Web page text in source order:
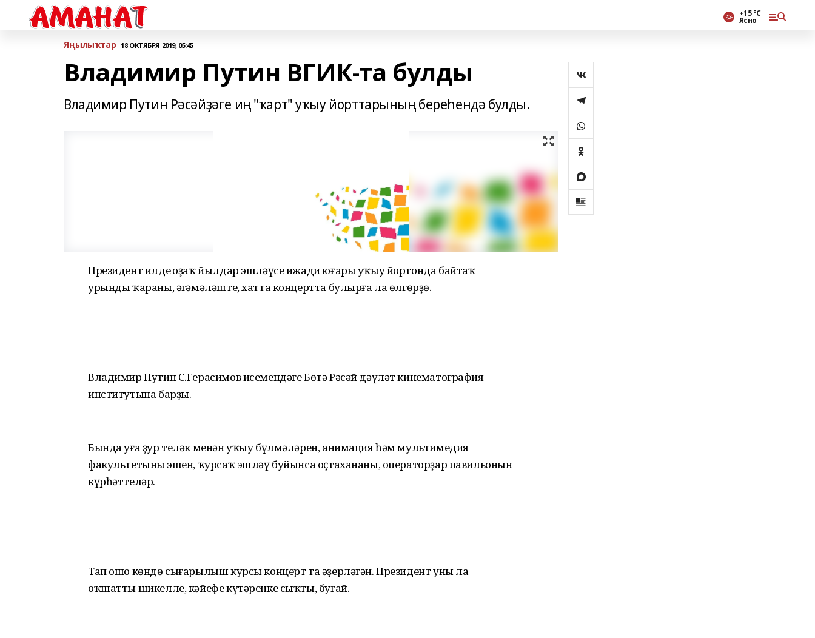
+15 °С
Ясно
Яңылыҡтар 18 ОКТЯБРЯ 2019, 05:45
Владимир Путин ВГИК-та булды
Владимир Путин Рәсәйҙәге иң "ҡарт" уҡыу йорттарының береһендә булды.
Президент илдең оҙаҡ йылдар эшләүсе ижади юғары уҡыу йортонда байтаҡ
урынды ҡараны, әңгәмәләште, хатта концертта булырға ла өлгөрҙө.
Владимир Путин С.Герасимов исемендәге Бөтә Рәсәй дәүләт кинематография
институтына барҙы.
Бында уға ҙур теләк менән уҡыу бүлмәләрен, анимация һәм мультимедия
факультетының эшен, ҡурсаҡ эшләү буйынса оҫтахананы, операторҙар павильонын
күрһәттеләр.
Тап ошо көндө сығарылыш курсы концерт та әҙерләгән. Президент уны ла
оҡшатты шикелле, кәйефе күтәренке сыҡты, буғай.